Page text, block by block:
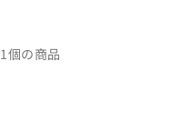
1個の商品